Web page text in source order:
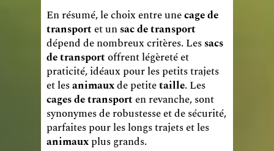
En résumé, le choix entre unecage de
transportet unsac de transport
dépend de nombreux critères. Lessacs
de transportoffrent légèreté et
praticité, idéaux pour les petits trajets
et lesanimauxde petitetaille. Les
cages de transporten revanche, sont
synonymes de robustesse et de sécurité,
parfaites pour les longs trajets et les
animauxplus grands.